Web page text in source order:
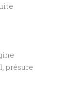
présure